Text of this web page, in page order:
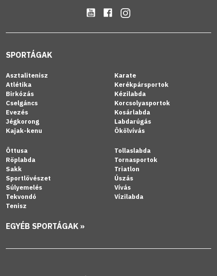
SPORTÁGAK
Asztalitenisz
Atlétika
Birkózás
Cselgáncs
Evezés
Jégkorong
Kajak-kenu
Karate
Kerékpársportok
Kézilabda
Korcsolyasportok
Kosárlabda
Labdarúgás
Ökölvívás
Öttusa
Röplabda
Sakk
Sportlövészet
Súlyemelés
Tekvondó
Tenisz
Tollaslabda
Tornasportok
Triatlon
Úszás
Vívás
Vízilabda
EGYÉB SPORTÁGAK »